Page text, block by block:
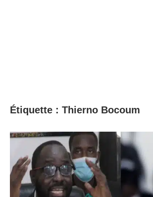
Étiquette : Thierno Bocoum